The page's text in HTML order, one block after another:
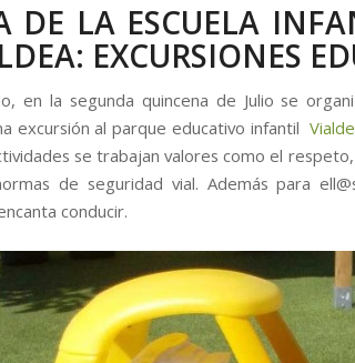
DE LA ESCUELA
EXCURSIONES
en la segunda quincena de Julio se
excursión al parque educativo infantil
se trabajan valores como el
de seguridad vial. Además para
conducir.